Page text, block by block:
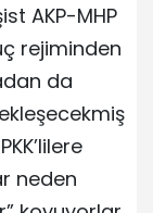
AKP-MHP
rejiminden
da
neden